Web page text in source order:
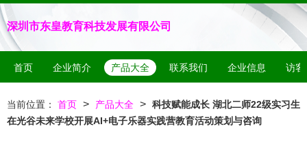
深圳市东皇教育科技发展有限公司
首页 企业简介 产品大全 联系我们 企业信息 访客
当前位置： 首页 > 产品大全 > 科技赋能成长 湖北二师22级实习生
在光谷未来学校开展AI+电子乐器实践营教育活动策划与咨询